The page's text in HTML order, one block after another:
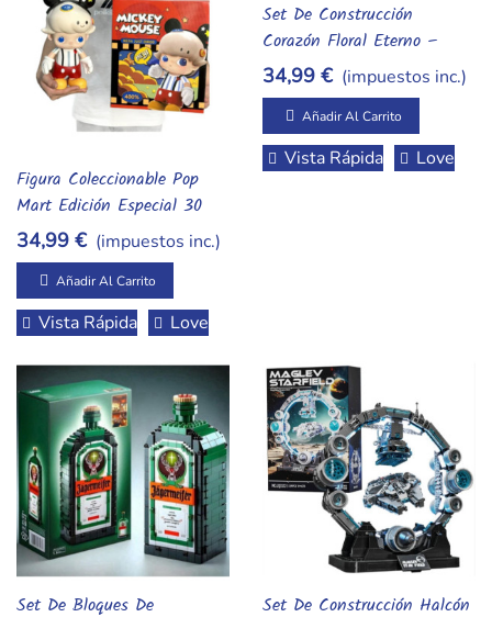
Añadir Al Carrito
Figura Coleccionable Pop
Mart Edición Especial 30
Cm – Art Toy De Diseño
Premium
34,99 € (impuestos inc.)
Añadir Al Carrito
Vista Rápida Love
Añadir Al Carrito
Set De Construcción
Corazón Floral Eterno –
Bloques De Construcción
Con Soporte Y Flor
Integrada – Rompecabezas
3D Decorativo
34,99 € (impuestos inc.)
Añadir Al Carrito
Vista Rápida Love
Set De Bloques De Set De Construcción Halcón